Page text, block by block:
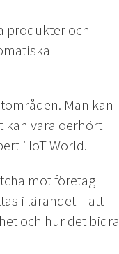
produkter och
Man kan
kan vara oerhört
i IoT World.
mot företag
i lärandet – att
och hur det bidra